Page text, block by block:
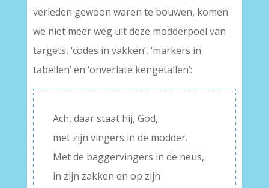
verleden gewoon waren te bouwen, komen
we niet meer weg uit deze modderpoel van
targets, ‘codes in vakken’, ‘markers in
tabellen’ en ‘onverlate kengetallen’:
Ach, daar staat hij, God,
met zijn vingers in de modder.
Met de baggervingers in de neus,
in zijn zakken en op zijn